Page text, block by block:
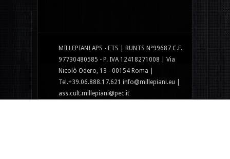
MILLEPIANI APS - ETS | RUNTS N°99687 C.F.
97730480585 - P. IVA 12418271008 | Via
Nicolò Odero, 13 - 00154 Roma |
Tel.+39.06.888.17.621 info@millepiani.eu |
ass.cult.millepiani@pec.it